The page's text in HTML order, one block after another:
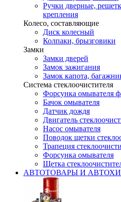
Ручки дверные,
крепления
Колесо, составляющие
Диск колесный
Колпаки, брызговики
Замки
Замки дверей
Замок зажигания
Замок капота,
Система стеклоочистителя
Форсунка омывателя
Бачок омывателя
Датчик дождя
Двигатель
Насос омывателя
Поводок щетки
Трапеция
Форсунка омывателя
Щетка
АВТОТОВАРЫ И